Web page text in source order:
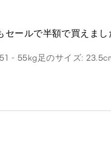
ールで半額で買えまし
- 55kg足のサイズ: